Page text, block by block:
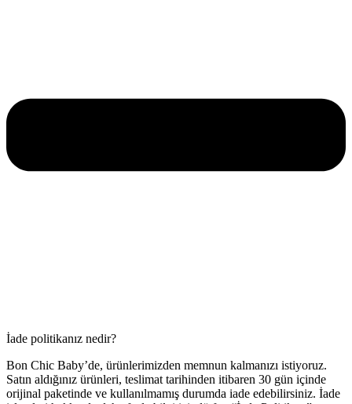
İade politikanız nedir?
Bon Chic Baby’de, ürünlerimizden memnun kalmanızı istiyoruz.
Satın aldığınız ürünleri, teslimat tarihinden itibaren 30 gün içinde
orijinal paketinde ve kullanılmamış durumda iade edebilirsiniz. İade